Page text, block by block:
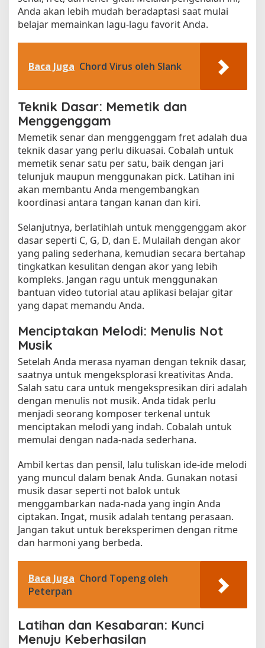
Anda akan lebih mudah beradaptasi saat mulai
belajar memainkan lagu-lagu favorit Anda.
Baca Juga Chord Virus oleh Slank
Teknik Dasar: Memetik dan
Menggenggam
Memetik senar dan menggenggam fret adalah dua
teknik dasar yang perlu dikuasai. Cobalah untuk
memetik senar satu per satu, baik dengan jari
telunjuk maupun menggunakan pick. Latihan ini
akan membantu Anda mengembangkan
koordinasi antara tangan kanan dan kiri.
Selanjutnya, berlatihlah untuk menggenggam akor
dasar seperti C, G, D, dan E. Mulailah dengan akor
yang paling sederhana, kemudian secara bertahap
tingkatkan kesulitan dengan akor yang lebih
kompleks. Jangan ragu untuk menggunakan
bantuan video tutorial atau aplikasi belajar gitar
yang dapat memandu Anda.
Menciptakan Melodi: Menulis Not
Musik
Setelah Anda merasa nyaman dengan teknik dasar,
saatnya untuk mengeksplorasi kreativitas Anda.
Salah satu cara untuk mengekspresikan diri adalah
dengan menulis not musik. Anda tidak perlu
menjadi seorang komposer terkenal untuk
menciptakan melodi yang indah. Cobalah untuk
memulai dengan nada-nada sederhana.
Ambil kertas dan pensil, lalu tuliskan ide-ide melodi
yang muncul dalam benak Anda. Gunakan notasi
musik dasar seperti not balok untuk
menggambarkan nada-nada yang ingin Anda
ciptakan. Ingat, musik adalah tentang perasaan.
Jangan takut untuk bereksperimen dengan ritme
dan harmoni yang berbeda.
Baca Juga Chord Topeng oleh
Peterpan
Latihan dan Kesabaran: Kunci
Menuju Keberhasilan